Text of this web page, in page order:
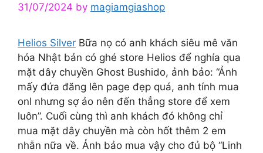
31/07/2024 by magiamgiashop
Helios Silver Bữa nọ có anh khách siêu mê văn
hóa Nhật bản có ghé store Helios để nghía qua
mặt dây chuyền Ghost Bushido, ảnh bảo: “Ảnh
mấy đứa đăng lên page đẹp quá, anh tính mua
onl nhưng sợ ảo nên đến thẳng store để xem
luôn”. Cuối cùng thì anh khách đó không chỉ
mua mặt dây chuyền mà còn hốt thêm 2 em
nhẫn nữa về. Ảnh bảo mua vậy cho đủ bộ “Linh